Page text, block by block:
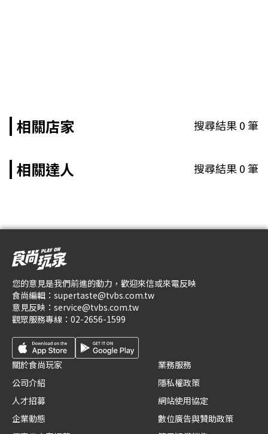
相關店家 搜尋結果0筆
相關達人 搜尋結果0筆
您的意見是我們前進的動力，歡迎來信或來電反映
食尚編輯： supertaste@tvbs.com.tw
意見反映： service@tvbs.com.tw
觀眾服務專線： 02-2656-1599
關於食尚玩家
公司介紹
人才招募
企業動態
業務服務
隱私權政策
網站使用協定
數位廣告與贊助政策